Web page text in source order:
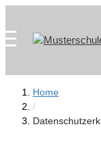
springen
content
Home
/